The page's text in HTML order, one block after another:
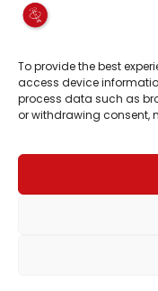
To provide the best
access device
process data such as
or withdrawing consent,